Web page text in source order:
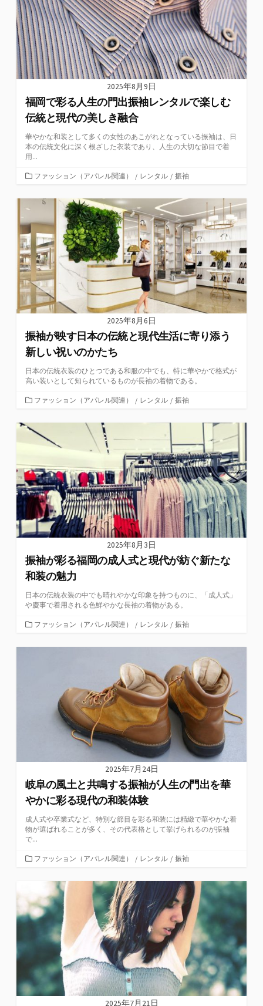
2025年8月9日
福岡で彩る人生の門出振袖レンタルで楽しむ
伝統と現代の美しき融合
華やかな和装として多くの女性のあこがれとなっている振袖は、日
本の伝統文化に深く根ざした衣装であり、人生の大切な節目で着
用...
カ
ゴ
ー
ファッション（アパレル関連） / レンタル / 振袖
2025年8月6日
振袖が映す日本の伝統と現代生活に寄り添う
新しい祝いのかたち
日本の伝統衣装のひとつである和服の中でも、特に華やかで格式が
高い装いとして知られているものが長袖の着物である。
カ
ゴ
リ
ー
ファッション（アパレル関連） / レンタル / 振袖
2025年8月3日
振袖が彩る福岡の成人式と現代が紡ぐ新たな
和装の魅力
日本の伝統衣装の中でも晴れやかな印象を持つものに、「成人式」
や慶事で着用される色鮮やかな長袖の着物がある。
カ
ゴ
ファッション（アパレル関連） / レンタル / 振袖
2025年7月24日
岐阜の風土と共鳴する振袖が人生の門出を華
やかに彩る現代の和装体験
成人式や卒業式など、特別な節目を彩る和装には精緻で華やかな着
物が選ばれることが多く、その代表格として挙げられるのが振袖
で...
カ
ー
ファッション（アパレル関連） / レンタル / 振袖
2025年7月21日